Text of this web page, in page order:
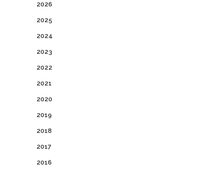
2026
2025
2024
2023
2022
2021
2020
2019
2018
2017
2016